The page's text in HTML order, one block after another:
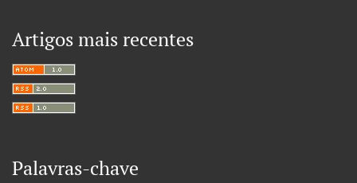
Artigos mais recentes
Palavras-chave